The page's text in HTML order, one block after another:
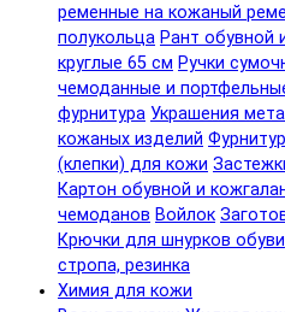
ременные на кожаный
полукольца Рант обувной
круглые 65 см Ручки
чемоданные и
фурнитура Украшения
кожаных изделий
(клепки) для кожи
Картон обувной и
чемоданов Войлок
Крючки для шнурков обуви
стропа, резинка
Химия для кожи